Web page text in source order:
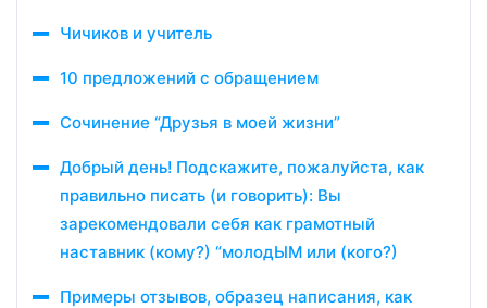
Чичиков и учитель
10 предложений с обращением
Сочинение “Друзья в моей жизни”
Добрый день! Подскажите, пожалуйста, как
правильно писать (и говорить): Вы
зарекомендовали себя как грамотный
наставник (кому?) “молодЫМ или (кого?)
Примеры отзывов, образец написания, как